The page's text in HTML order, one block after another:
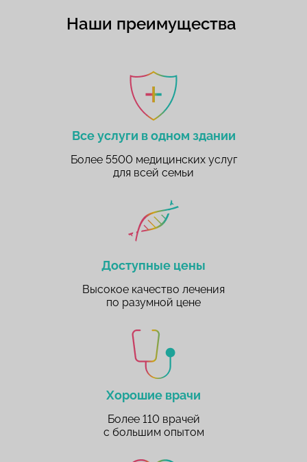
Наши преимущества
Все услуги в одном здании
Более 5500 медицинских услуг
для всей семьи
Доступные цены
Высокое качество лечения
по разумной цене
Хорошие врачи
Более 110 врачей
с большим опытом